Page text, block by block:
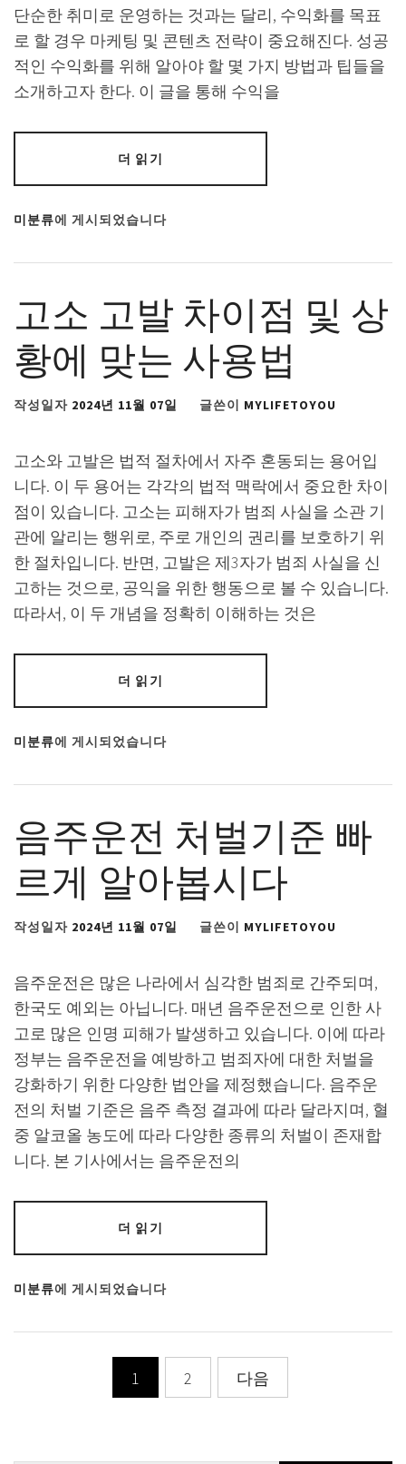
단순한 취미로 운영하는 것과는 달리, 수익화를 목표
로 할 경우 마케팅 및 콘텐츠 전략이 중요해진다. 성공
적인 수익화를 위해 알아야 할 몇 가지 방법과 팁들을
소개하고자 한다. 이 글을 통해 수익을
더 읽기
미분류에 게시되었습니다
고소 고발 차이점 및 상
황에 맞는 사용법
작성일자 2024년 11월 07일 글쓴이 MYLIFETOYOU
고소와 고발은 법적 절차에서 자주 혼동되는 용어입
니다. 이 두 용어는 각각의 법적 맥락에서 중요한 차이
점이 있습니다. 고소는 피해자가 범죄 사실을 소관 기
관에 알리는 행위로, 주로 개인의 권리를 보호하기 위
한 절차입니다. 반면, 고발은 제3자가 범죄 사실을 신
고하는 것으로, 공익을 위한 행동으로 볼 수 있습니다.
따라서, 이 두 개념을 정확히 이해하는 것은
더 읽기
미분류에 게시되었습니다
음주운전 처벌기준 빠
르게 알아봅시다
작성일자 2024년 11월 07일 글쓴이 MYLIFETOYOU
음주운전은 많은 나라에서 심각한 범죄로 간주되며,
한국도 예외는 아닙니다. 매년 음주운전으로 인한 사
고로 많은 인명 피해가 발생하고 있습니다. 이에 따라
정부는 음주운전을 예방하고 범죄자에 대한 처벌을
강화하기 위한 다양한 법안을 제정했습니다. 음주운
전의 처벌 기준은 음주 측정 결과에 따라 달라지며, 혈
중 알코올 농도에 따라 다양한 종류의 처벌이 존재합
니다. 본 기사에서는 음주운전의
더 읽기
미분류에 게시되었습니다
1 2 다음